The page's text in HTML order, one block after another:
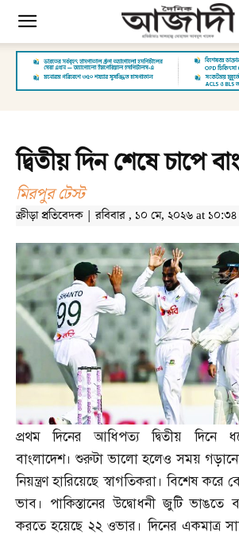
দ্বিতীয় দিন শেষে চাপে
মিরপুর টেস্ট
ক্রীড়া প্রতিবেদক | রবিবার , ১০ মে, ২০২৬ at ১০:৩৪
প্রথম দিনের আধিপত্য দ্বিতীয় দিনে
বাংলাদেশ। শুরুটা ভালো হলেও সময়
নিয়ন্ত্রণ হারিয়েছে স্বাগতিকরা। বিশেষ করে
ভাব। পাকিস্তানের উদ্বোধনী জুটি ভাঙতে
করতে হয়েছে ২২ ওভার। দিনের একমাত্র